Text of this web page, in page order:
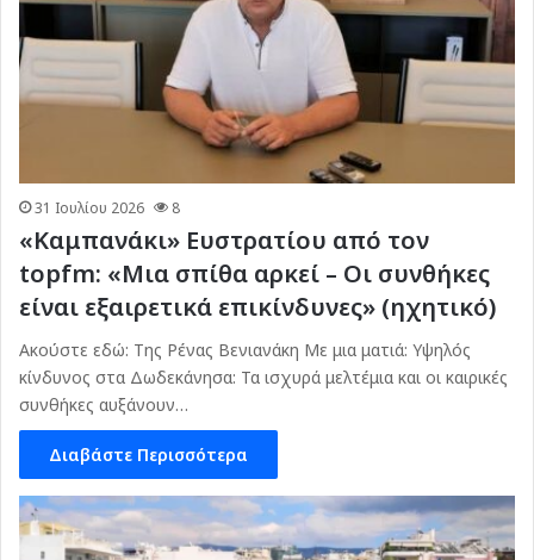
31 Ιουλίου 2026 8
«Καμπανάκι» Ευστρατίου από τον
topfm: «Μια σπίθα αρκεί – Οι συνθήκες
είναι εξαιρετικά επικίνδυνες» (ηχητικό)
Ακούστε εδώ: Της Ρένας Βενιανάκη Με μια ματιά: Υψηλός
κίνδυνος στα Δωδεκάνησα: Τα ισχυρά μελτέμια και οι καιρικές
συνθήκες αυξάνουν…
Διαβάστε Περισσότερα